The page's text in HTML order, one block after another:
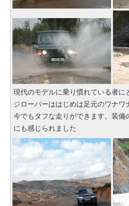
現代のモデルに乗り慣れている者に
ジローバーははじめは足元のワナワ
今でもタフな走りができます。装備
にも感じられました